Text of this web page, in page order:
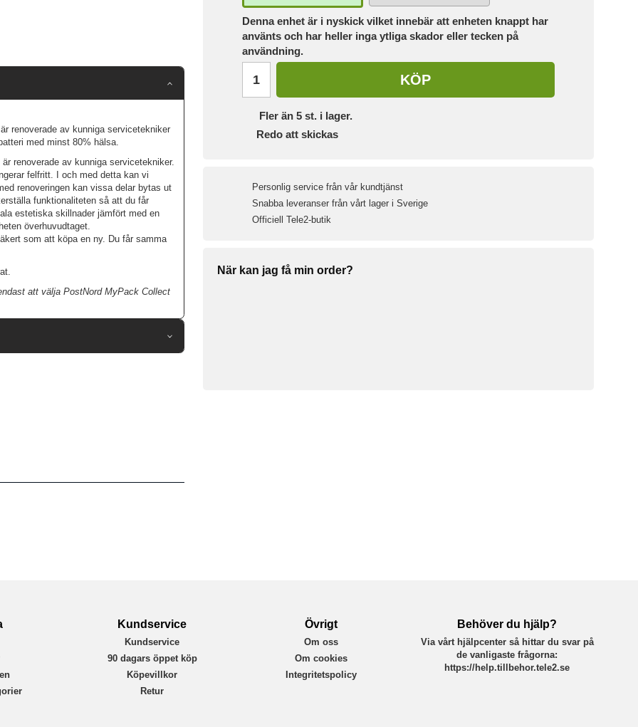
Denna enhet är i nyskick vilket innebär att enheten knappt har
använts och har heller inga ytliga skador eller tecken på
användning.
KÖP
Fler än 5 st. i lager.
Redo att skickas
Personlig service från vår kundtjänst
Snabba leveranser från vårt lager i Sverige
Officiell Tele2-butik
När kan jag få min order?
renoverade av kunniga servicetekniker
med minst 80% hälsa.
renoverade av kunniga servicetekniker.
felfritt. I och med detta kan vi
renoveringen kan vissa delar bytas ut
funktionaliteten så att du får
estetiska skillnader jämfört med en
överhuvudtaget.
som att köpa en ny. Du får samma
att välja PostNord MyPack Collect
Kundservice
Kundservice
90 dagars öppet köp
Köpevillkor
Retur
Övrigt
Om oss
Om cookies
Integritetspolicy
Behöver du hjälp?
Via vårt hjälpcenter så hittar du svar på
de vanligaste frågorna:
https://help.tillbehor.tele2.se